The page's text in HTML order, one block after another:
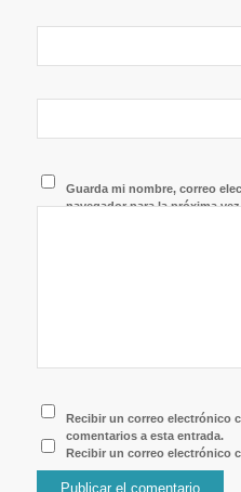
Guarda mi nombre, correo
navegador para la próxima
Recibir un correo electrónico
comentarios a esta entrada.
Recibir un correo electrónico